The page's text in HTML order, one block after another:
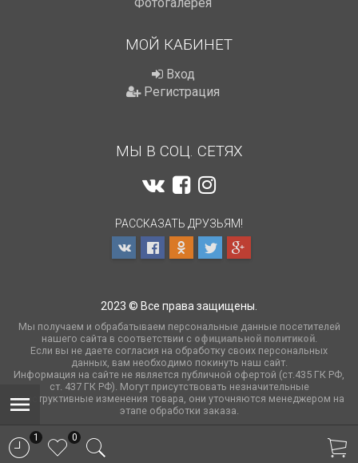
МОЙ КАБИНЕТ
Вход
Регистрация
МЫ В СОЦ. СЕТЯХ
РАССКАЗАТЬ ДРУЗЬЯМ!
2023 © Все права защищены.
Мы получаем и обрабатываем персональные данные посетителей
нашего сайта в соответствии с официальной политикой.
Если вы не даете согласия на обработку своих персональных
данных, вам необходимо покинуть наш сайт.
Информация на сайте не является публичной офертой (ст.435 ГК РФ,
cт. 437 ГК РФ). Могут присутствовать незначительные
конструктивные изменения товара, они уточняются менеджером на
этапе обработки заказа.
1 0